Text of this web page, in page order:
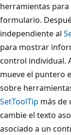
herramientas
formulario.
independiente al
para mostrar
control individual.
mueve el puntero
sobre
SetToolTip más de
cambie el texto
asociado a un